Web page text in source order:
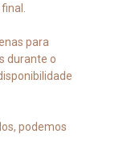
para
durante o
podemos